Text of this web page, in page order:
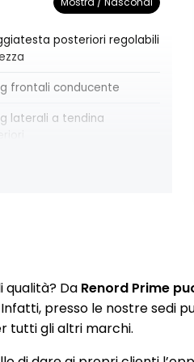
posteriori regolabili
frontali conducente
laterali a tendina
centralizzata
automatica degli
anabbaglianti
qualità? DaRenord Prime
presso le nostre sedi
tutti gli altri marchi.